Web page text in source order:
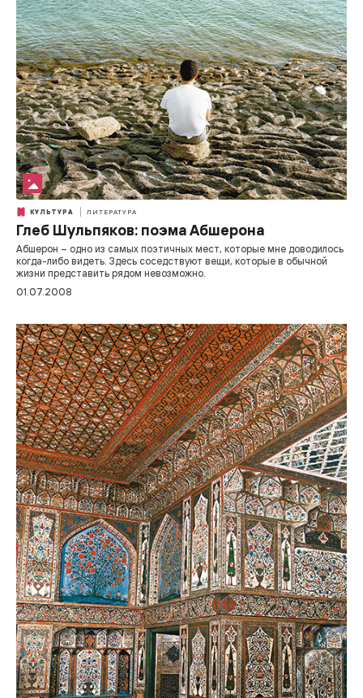
КУЛЬТУРА ЛИТЕРАТУРА
Глеб Шульпяков: поэма Абшерона
Абшерон – одно из самых поэтичных мест, которые мне доводилось
когда-либо видеть. Здесь соседствуют вещи, которые в обычной
жизни представить рядом невозможно.
01.07.2008